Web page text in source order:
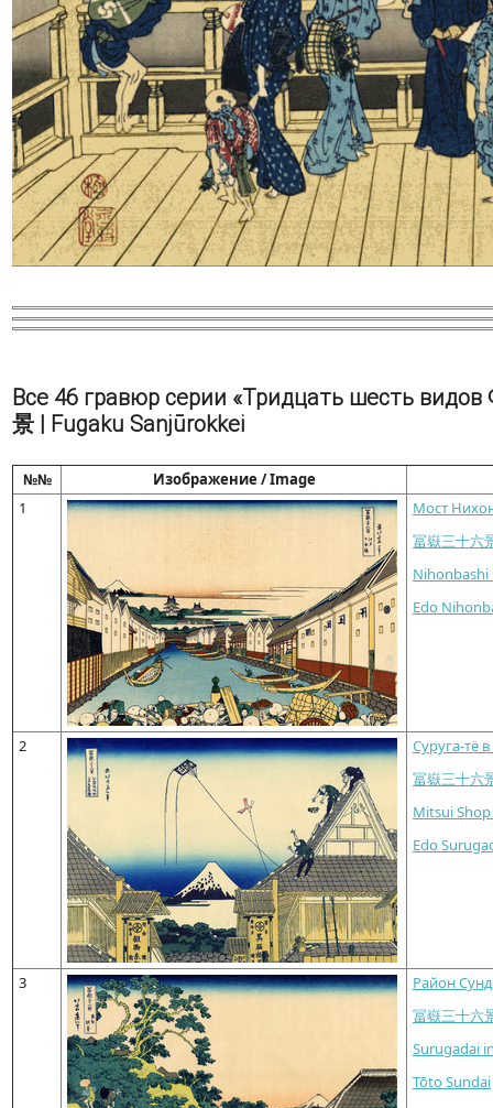
Все 46 гравюр серии «Тридцать шесть
景 | Fugaku Sanjūrokkei
№№
Изображение / Image
1
Мост
冨嶽三十
Nihonbashi
Edo
2
Суруга-тё
冨嶽三十六
Mitsui
Edo
3
Район
冨嶽三十
Surugadai
Tōto Sundai